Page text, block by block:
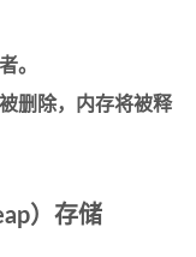
。
删除，内存将被释
）存储